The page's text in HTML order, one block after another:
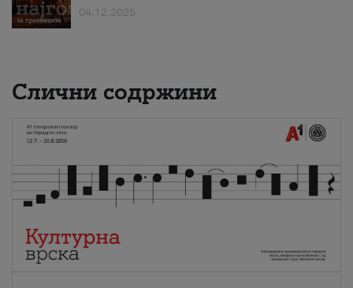
04.12.2025
Слични содржини